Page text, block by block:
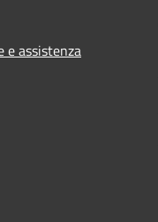
e assistenza